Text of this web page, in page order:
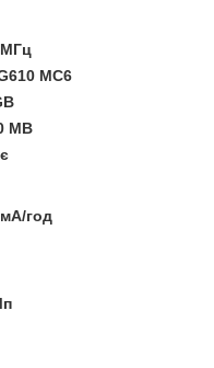
МГц
MC6
MB
год